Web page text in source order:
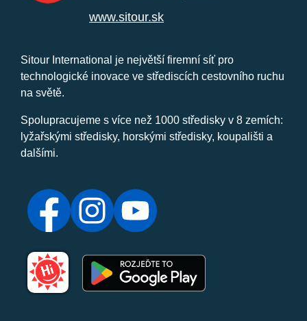
www.sitour.sk
Sitour International je největší firemní síť pro
technologické inovace ve střediscích cestovního ruchu
na světě.
Spolupracujeme s více než 1000 středisky v 8 zemích:
lyžařskými středisky, horskými středisky, koupališti a
dalšími.